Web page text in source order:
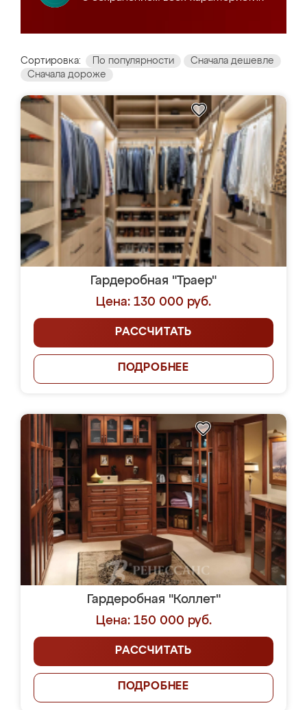
Сортировка: По популярности
Сначала дешевле
Сначала дороже
Гардеробная "Траер"
Цена: 130 000 руб.
РАССЧИТАТЬ
ПОДРОБНЕЕ
Гардеробная "Коллет"
Цена: 150 000 руб.
РАССЧИТАТЬ
ПОДРОБНЕЕ